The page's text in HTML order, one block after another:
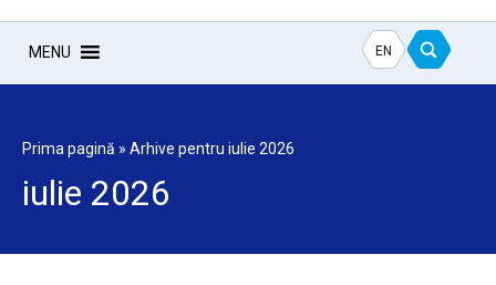
MENU EN
Prima pagină » Arhive pentru iulie 2026
iulie 2026